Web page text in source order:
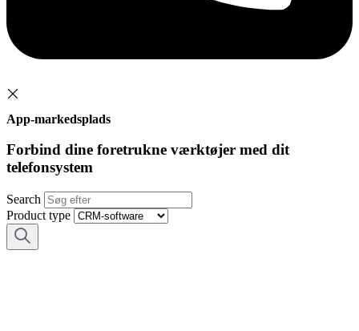
App-markedsplads
Forbind dine foretrukne værktøjer med dit
telefonsystem
Search
Product type